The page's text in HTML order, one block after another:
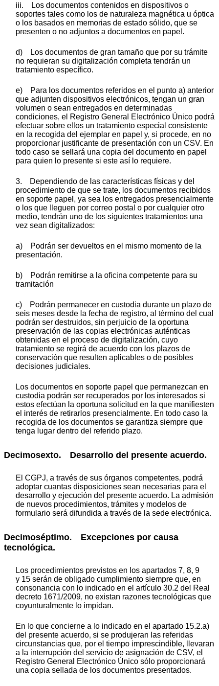
iii. Los documentos contenidos en dispositivos o
soportes tales como los de naturaleza magnética u óptica
o los basados en memorias de estado sólido, que se
presenten o no adjuntos a documentos en papel.
d) Los documentos de gran tamaño que por su trámite
no requieran su digitalización completa tendrán un
tratamiento específico.
e) Para los documentos referidos en el punto a) anterior
que adjunten dispositivos electrónicos, tengan un gran
volumen o sean entregados en determinadas
condiciones, el Registro General Electrónico Único podrá
efectuar sobre ellos un tratamiento especial consistente
en la recogida del ejemplar en papel y, si procede, en no
proporcionar justificante de presentación con un CSV. En
todo caso se sellará una copia del documento en papel
para quien lo presente si este así lo requiere.
3. Dependiendo de las características físicas y del
procedimiento de que se trate, los documentos recibidos
en soporte papel, ya sea los entregados presencialmente
o los que lleguen por correo postal o por cualquier otro
medio, tendrán uno de los siguientes tratamientos una
vez sean digitalizados:
a) Podrán ser devueltos en el mismo momento de la
presentación.
b) Podrán remitirse a la oficina competente para su
tramitación
c) Podrán permanecer en custodia durante un plazo de
seis meses desde la fecha de registro, al término del cual
podrán ser destruidos, sin perjuicio de la oportuna
preservación de las copias electrónicas auténticas
obtenidas en el proceso de digitalización, cuyo
tratamiento se regirá de acuerdo con los plazos de
conservación que resulten aplicables o de posibles
decisiones judiciales.
Los documentos en soporte papel que permanezcan en
custodia podrán ser recuperados por los interesados si
estos efectúan la oportuna solicitud en la que manifiesten
el interés de retirarlos presencialmente. En todo caso la
recogida de los documentos se garantiza siempre que
tenga lugar dentro del referido plazo.
Decimosexto. Desarrollo del presente acuerdo.
El CGPJ, a través de sus órganos competentes, podrá
adoptar cuantas disposiciones sean necesarias para el
desarrollo y ejecución del presente acuerdo. La admisión
de nuevos procedimientos, trámites y modelos de
formulario será difundida a través de la sede electrónica.
Decimoséptimo. Excepciones por causa
tecnológica.
Los procedimientos previstos en los apartados 7, 8, 9
y 15 serán de obligado cumplimiento siempre que, en
consonancia con lo indicado en el artículo 30.2 del Real
decreto 1671/2009, no existan razones tecnológicas que
coyunturalmente lo impidan.
En lo que concierne a lo indicado en el apartado 15.2.a)
del presente acuerdo, si se produjeran las referidas
circunstancias que, por el tiempo imprescindible, llevaran
a la interrupción del servicio de asignación de CSV, el
Registro General Electrónico Único sólo proporcionará
una copia sellada de los documentos presentados.